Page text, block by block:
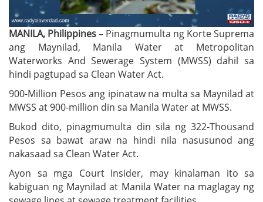
MANILA, Philippines– Pinagmumulta ng Korte Suprema
ang Maynilad, Manila Water at Metropolitan
Waterworks And Sewerage System (MWSS) dahil sa
hindi pagtupad sa Clean Water Act.
900-Million Pesos ang ipinataw na multa sa Maynilad at
MWSS at 900-million din sa Manila Water at MWSS.
Bukod dito, pinagmumulta din sila ng 322-Thousand
Pesos sa bawat araw na hindi nila nasusunod ang
nakasaad sa Clean Water Act.
Ayon sa mga Court Insider, may kinalaman ito sa
kabiguan ng Maynilad at Manila Water na maglagay ng